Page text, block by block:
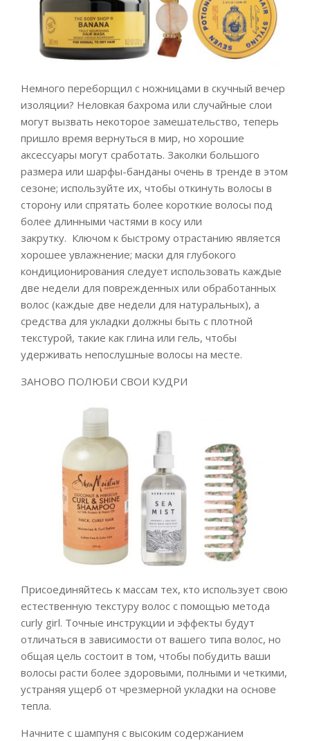
Немного переборщил с ножницами в скучный вечер
изоляции? Неловкая бахрома или случайные слои
могут вызвать некоторое замешательство, теперь
пришло время вернуться в мир, но хорошие
аксессуары могут сработать. Заколки большого
размера или шарфы-банданы очень в тренде в этом
сезоне; используйте их, чтобы откинуть волосы в
сторону или спрятать более короткие волосы под
более длинными частями в косу или
закрутку. Ключом к быстрому отрастанию является
хорошее увлажнение; маски для глубокого
кондиционирования следует использовать каждые
две недели для поврежденных или обработанных
волос (каждые две недели для натуральных), а
средства для укладки должны быть с плотной
текстурой, такие как глина или гель, чтобы
удерживать непослушные волосы на месте.
ЗАНОВО ПОЛЮБИ СВОИ КУДРИ
Присоединяйтесь к массам тех, кто использует свою
естественную текстуру волос с помощью метода
curly girl. Точные инструкции и эффекты будут
отличаться в зависимости от вашего типа волос, но
общая цель состоит в том, чтобы побудить ваши
волосы расти более здоровыми, полными и четкими,
устраняя ущерб от чрезмерной укладки на основе
тепла.
Начните с шампуня с высоким содержанием